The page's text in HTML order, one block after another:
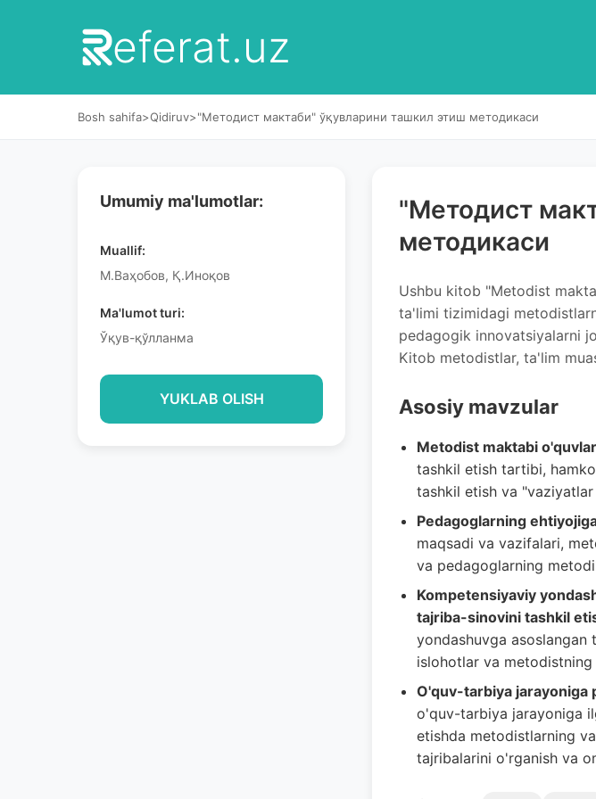
eferat.uz
Bosh sahifa>Qidiruv>"Методист мактаби" ўқувларини ташкил этиш методикаси
Umumiy ma'lumotlar:
Muallif:
М.Ваҳобов, Қ.Иноқов
Ma'lumot turi:
Ўқув-қўлланма
YUKLAB OLISH
"Методист
методикаси
Ushbu kitob "Metodist
ta'limi tizimidagi
pedagogik innovatsiyalarni
Kitob metodistlar, ta'lim
Asosiy mavzular
Metodist maktabi
tashkil etish tartibi,
tashkil etish va
Pedagoglarning
maqsadi va vazifalari,
va pedagoglarning
Kompetensiyaviy
tajriba-sinovini tashkil
yondashuvga
islohotlar va
O'quv-tarbiya jarayoniga
o'quv-tarbiya jarayoniga
etishda metodistlarning
tajribalarini o'rganish va